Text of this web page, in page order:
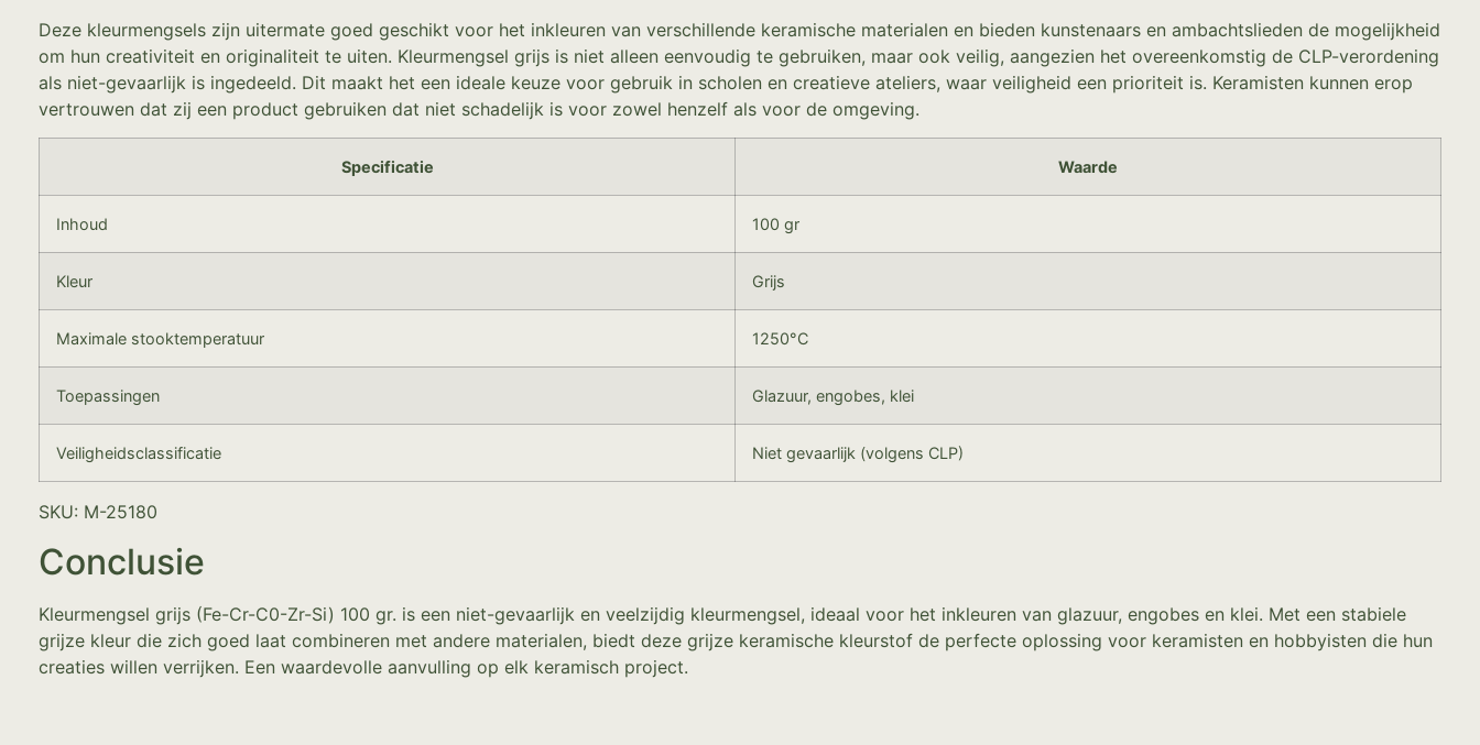
Deze kleurmengsels zijn uitermate goed geschikt voor het inkleuren van verschillende keramische materialen en bieden kunstenaars en ambachtslieden de mogelijkheid
om hun creativiteit en originaliteit te uiten. Kleurmengsel grijs is niet alleen eenvoudig te gebruiken, maar ook veilig, aangezien het overeenkomstig de CLP-verordening
als niet-gevaarlijk is ingedeeld. Dit maakt het een ideale keuze voor gebruik in scholen en creatieve ateliers, waar veiligheid een prioriteit is. Keramisten kunnen erop
vertrouwen dat zij een product gebruiken dat niet schadelijk is voor zowel henzelf als voor de omgeving.
Specificatie Waarde
Inhoud 100 gr
Kleur Grijs
Maximale stooktemperatuur 1250°C
Toepassingen Glazuur, engobes, klei
Veiligheidsclassificatie Niet gevaarlijk (volgens CLP)
SKU: M-25180
Conclusie
Kleurmengsel grijs (Fe-Cr-C0-Zr-Si) 100 gr. is een niet-gevaarlijk en veelzijdig kleurmengsel, ideaal voor het inkleuren van glazuur, engobes en klei. Met een stabiele
grijze kleur die zich goed laat combineren met andere materialen, biedt deze grijze keramische kleurstof de perfecte oplossing voor keramisten en hobbyisten die hun
creaties willen verrijken. Een waardevolle aanvulling op elk keramisch project.